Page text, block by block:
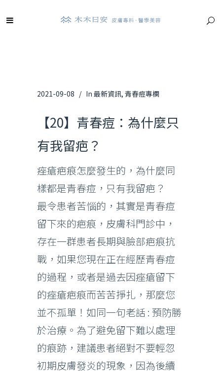
2021-09-08 In 最新資訊, 青春痘專欄
【20】青春痘：為什麼只
有我留疤？
痤瘡疤痕怎麼發生的，為什麼同
樣都是青春痘，只有我留疤？
最令患者苦惱的，其實是青春痘
留下來的疤痕，皮膚科門診中，
存在一群患者長期與臉部疤痕抗
戰，如果您現在正在經歷青春痘
的過程，或者是過去因痤瘡留下
的痤瘡疤痕而苦苦掙扎，那麼您
並不孤單！如同一句老話 : 預防勝
於治療。為了避免留下難以處理
的痕跡，建議患者絕對不要輕忽
初期皮膚發炎的現象，因為後續